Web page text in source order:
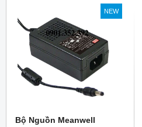
NEW
Bộ Nguồn Meanwell